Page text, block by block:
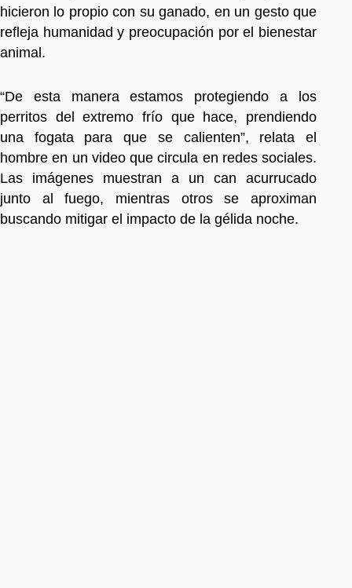
hicieron lo propio con su ganado, en un gesto que
refleja humanidad y preocupación por el bienestar
animal.
“De esta manera estamos protegiendo a los
perritos del extremo frío que hace, prendiendo
una fogata para que se calienten”, relata el
hombre en un video que circula en redes sociales.
Las imágenes muestran a un can acurrucado
junto al fuego, mientras otros se aproximan
buscando mitigar el impacto de la gélida noche.